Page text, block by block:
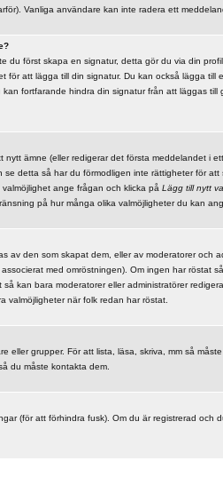
Vanliga användare kan inte radera ett
du först skapa en signatur, detta gör du via din
för att lägga till din signatur. Du kan också lägga till
fortfarande hindra din signatur från att läggas till
ämne (eller redigerar det första meddelandet i
detta så har du förmodligen inte rättigheter för
ange frågan och klicka på Lägg till nytt
på hur många olika valmöjligheter du kan
av den som skapat dem, eller av moderatorer och
med omröstningen). Om ingen har röstat
kan bara moderatorer eller administratörer
valmöjligheter när folk redan har röstat.
eller grupper. För att lista, läsa, skriva, mm så
du måste kontakta dem.
(för att förhindra fusk). Om du är registrerad och